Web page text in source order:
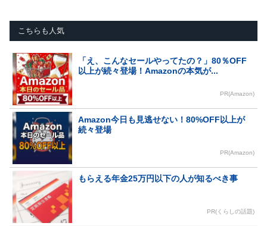
こちらも人気
「え、こんなセールやってたの？」80％OFF
以上が続々登場！Amazonの本気が...
PR(Amazon)
Amazon今日も見逃せない！80%OFF以上が
続々登場
PR(Amazon)
もらえる年金25万円以下の人が知るべき事
PR(くらしの話題)